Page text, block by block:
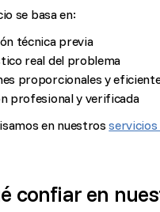
se basa en:
técnica previa
real del problema
proporcionales y
profesional y verificada
en nuestrosservicios
confiar en